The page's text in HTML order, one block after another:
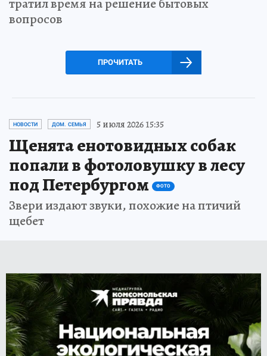
вопросов
ПРОЧИТАТЬ
НОВОСТИ ДОМ. СЕМЬЯ 5 июля 2026 15:35
Щенята енотовидных собак
попали в фотоловушку в лесу
под Петербургом
ФОТО
Звери издают звуки, похожие на птичий
щебет